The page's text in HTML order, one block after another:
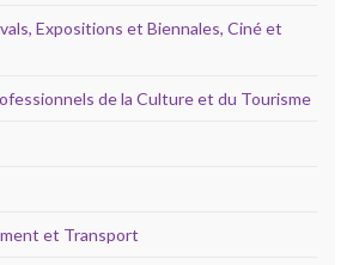
Expositions et Biennales, Ciné et
de la Culture et du Tourisme
et Transport